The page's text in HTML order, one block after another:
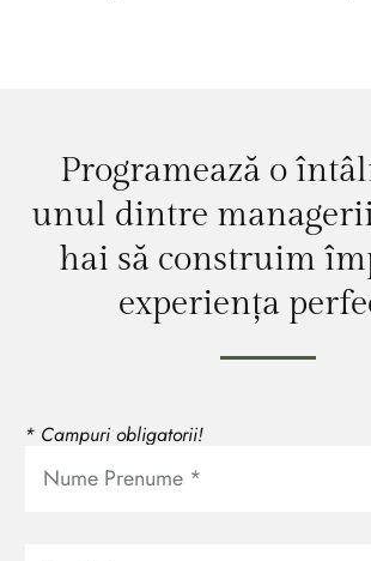
Programează o
unul dintre
hai să construim
experiența
* Campuri obligatorii!